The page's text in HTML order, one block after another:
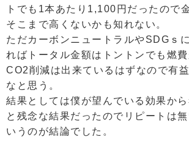
トでも1本あたり1,100円だったので
そこまで高くないかも知れない。
ただカーボンニュートラルやSDGｓ
ればトータル金額はトントンでも燃
CO2削減は出来ているはずなので有
なと思う。
結果としては僕が望んでいる効果か
と残念な結果だったのでリピートは
いうのが結論でした。